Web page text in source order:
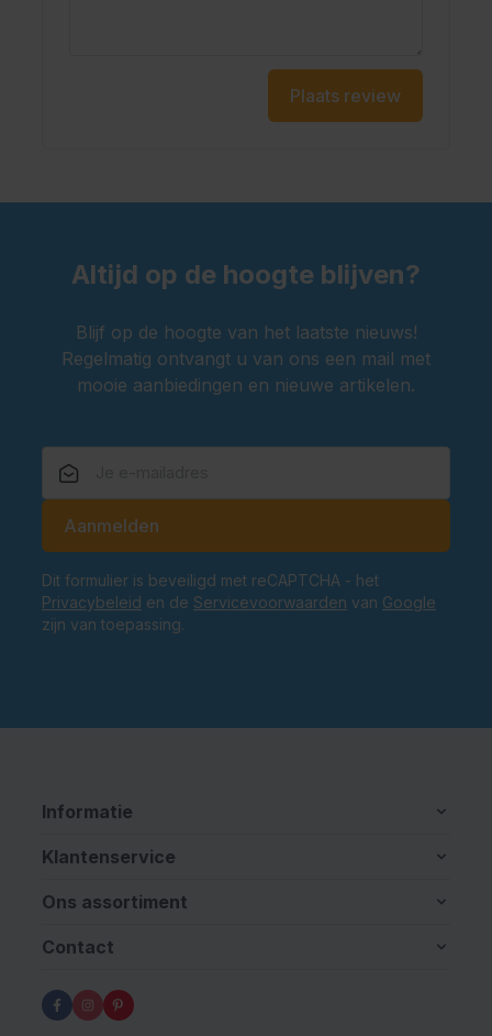
Plaats review
Altijd op de hoogte blijven?
Blijf op de hoogte van het laatste nieuws!
Regelmatig ontvangt u van ons een mail met
mooie aanbiedingen en nieuwe artikelen.
Aanmelden
Dit formulier is beveiligd met reCAPTCHA - het
Privacybeleid en de Servicevoorwaarden van Google
zijn van toepassing.
Informatie
Klantenservice
Ons assortiment
Contact